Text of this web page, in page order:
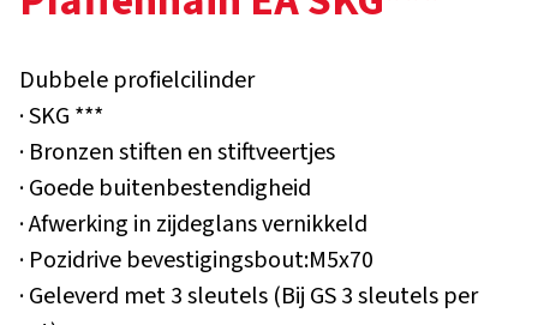
Dubbele profielcilinder
· SKG ***
· Bronzen stiften en stiftveertjes
· Goede buitenbestendigheid
· Afwerking in zijdeglans vernikkeld
· Pozidrive bevestigingsbout:M5x70
· Geleverd met 3 sleutels (Bij GS 3 sleutels per